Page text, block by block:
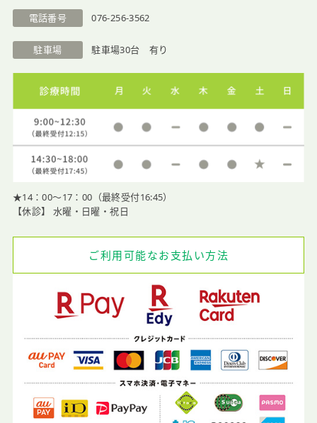
電話番号
076-256-3562
駐車場 駐車場30台 有り
★14：00〜17：00（最終受付16:45）
【休診】 水曜・日曜・祝日
ご利用可能なお支払い方法